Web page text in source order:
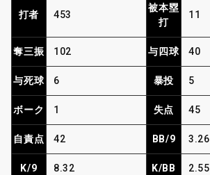
打者 453
被本塁
打
11
奪三振 102 与四球 40
与死球 6 暴投 5
ボーク 1 失点 45
自責点 42 BB/9 3.26
K/9 8.32 K/BB 2.55